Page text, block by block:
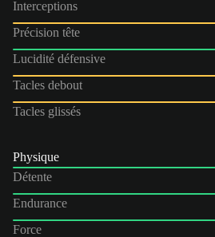
Interceptions
Précision tête
Lucidité défensive
Tacles debout
Tacles glissés
Physique
Détente
Endurance
Force